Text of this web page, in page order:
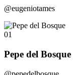
@eugeniotames
01
Pepe del Bosque